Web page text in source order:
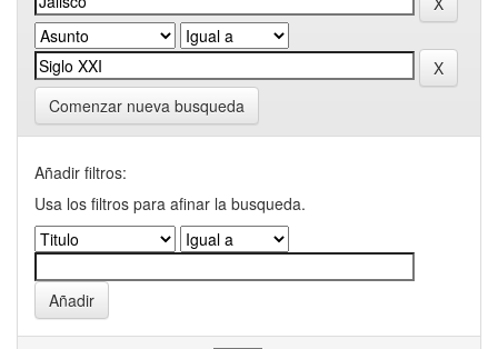
Comenzar nueva busqueda
Añadir filtros:
Usa los filtros para afinar la busqueda.